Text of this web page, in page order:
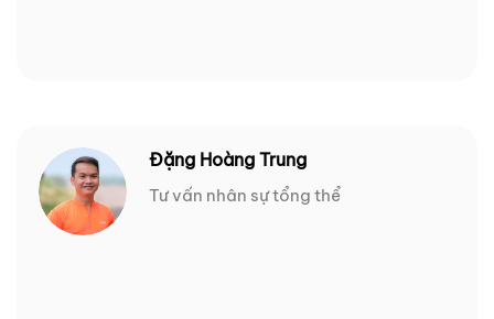
Đặng Hoàng Trung
Tư vấn nhân sự tổng thể